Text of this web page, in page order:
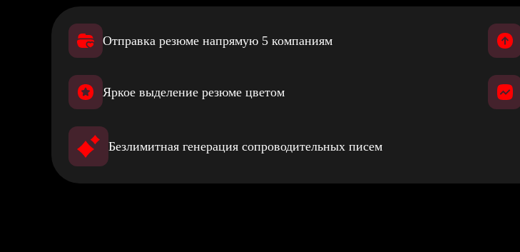
Отправка резюме напрямую 5 компаниям
Яркое выделение резюме цветом
Безлимитная генерация сопроводительных писем